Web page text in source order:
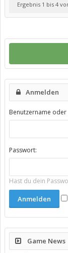
Ergebnis 1 bis 4
Anmelden
Benutzername oder
Passwort:
Hast du dein
Game News